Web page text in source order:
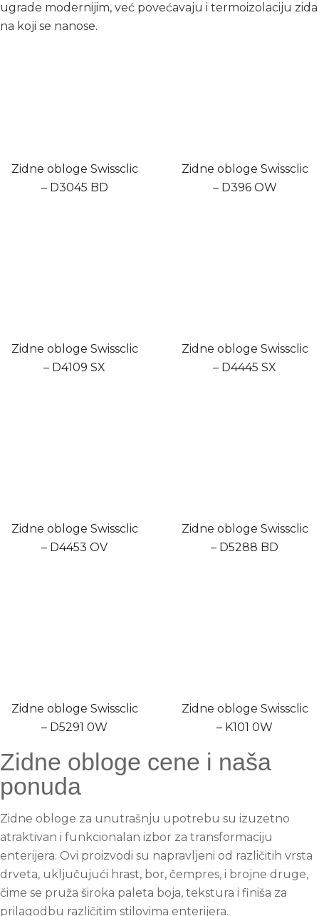
ugrade modernijim, već povećavaju i termoizolaciju zida
na koji se nanose.
Zidne obloge Swissclic
– D3045 BD
Zidne obloge Swissclic
– D396 OW
Zidne obloge Swissclic
– D4109 SX
Zidne obloge Swissclic
– D4445 SX
Zidne obloge Swissclic
– D4453 OV
Zidne obloge Swissclic
– D5288 BD
Zidne obloge Swissclic
– D5291 0W
Zidne obloge Swissclic
– K101 0W
Zidne obloge cene i naša
ponuda
Zidne obloge za unutrašnju upotrebu su izuzetno
atraktivan i funkcionalan izbor za transformaciju
enterijera. Ovi proizvodi su napravljeni od različitih vrsta
drveta, uključujući hrast, bor, čempres, i brojne druge,
čime se pruža široka paleta boja, tekstura i finiša za
prilagodbu različitim stilovima enterijera.